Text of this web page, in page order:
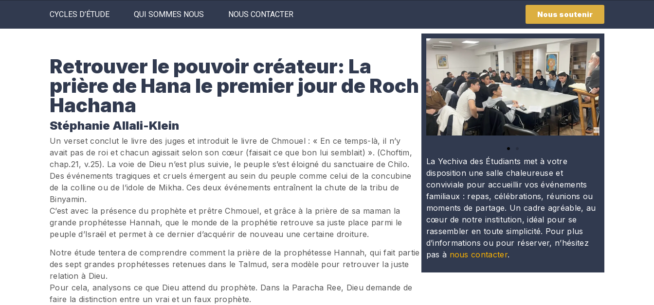
CYCLES D’ÉTUDE QUI SOMMES NOUS NOUS CONTACTER Nous soutenir
Retrouver le pouvoir créateur: La
prière de Hana le premier jour de Roch
Hachana
Stéphanie Allali-Klein
Un verset conclut le livre des juges et introduit le livre de Chmouel : « En ce temps-là, il n’y
avait pas de roi et chacun agissait selon son cœur (faisait ce que bon lui semblait) ». (Choftim,
chap.21, v.25). La voie de Dieu n’est plus suivie, le peuple s’est éloigné du sanctuaire de Chilo.
Des événements tragiques et cruels émergent au sein du peuple comme celui de la concubine
de la colline ou de l’idole de Mikha. Ces deux événements entraînent la chute de la tribu de
Binyamin.
C’est avec la présence du prophète et prêtre Chmouel, et grâce à la prière de sa maman la
grande prophétesse Hannah, que le monde de la prophétie retrouve sa juste place parmi le
peuple d’Israël et permet à ce dernier d’acquérir de nouveau une certaine droiture.
Notre étude tentera de comprendre comment la prière de la prophétesse Hannah, qui fait partie
des sept grandes prophétesses retenues dans le Talmud, sera modèle pour retrouver la juste
relation à Dieu.
Pour cela, analysons ce que Dieu attend du prophète. Dans la Paracha Ree, Dieu demande de
faire la distinction entre un vrai et un faux prophète.
La Yechiva des Étudiants met à votre
disposition une salle chaleureuse et
conviviale pour accueillir vos événements
familiaux : repas, célébrations, réunions ou
moments de partage. Un cadre agréable, au
cœur de notre institution, idéal pour se
rassembler en toute simplicité. Pour plus
d’informations ou pour réserver, n’hésitez
pas à nous contacter.